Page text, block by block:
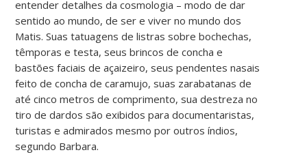
entender detalhes da cosmologia – modo de dar
sentido ao mundo, de ser e viver no mundo dos
Matis. Suas tatuagens de listras sobre bochechas,
têmporas e testa, seus brincos de concha e
bastões faciais de açaizeiro, seus pendentes nasais
feito de concha de caramujo, suas zarabatanas de
até cinco metros de comprimento, sua destreza no
tiro de dardos são exibidos para documentaristas,
turistas e admirados mesmo por outros índios,
segundo Barbara.